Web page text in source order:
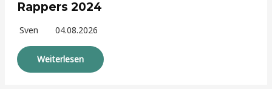
Rappers 2024
Sven 04.08.2026
Weiterlesen